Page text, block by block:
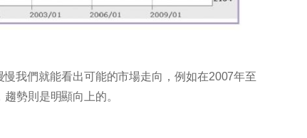
我們就能看出可能的市場走向，例如在2007年至
勢則是明顯向上的。